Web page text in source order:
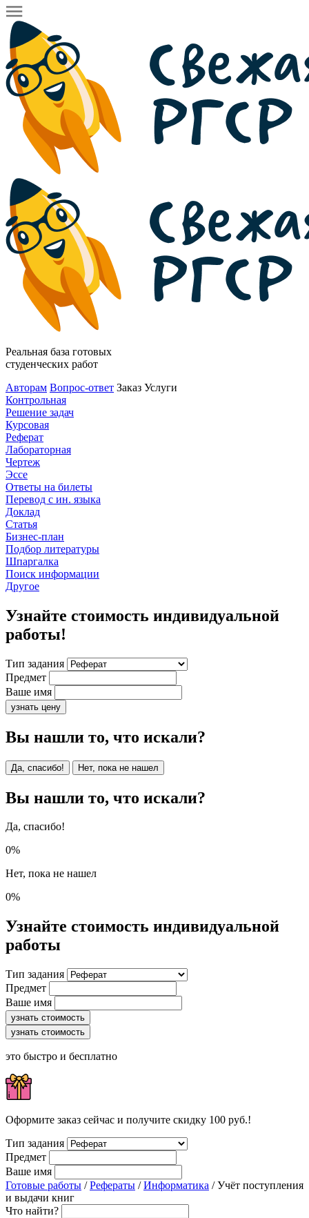
Реальная база готовых
студенческих работ
Авторам Вопрос-ответ Заказ Услуги
Контрольная
Решение задач
Курсовая
Реферат
Лабораторная
Чертеж
Эссе
Ответы на билеты
Перевод с ин. языка
Доклад
Статья
Бизнес-план
Подбор литературы
Шпаргалка
Поиск информации
Другое
Узнайте стоимость индивидуальной
работы!
Тип задания
Предмет
Ваше имя
узнать цену
Вы нашли то, что искали?
Да, спасибо! Нет, пока не нашел
Вы нашли то, что искали?
Да, спасибо!
0%
Нет, пока не нашел
0%
Узнайте стоимость индивидуальной
работы
Тип задания
Предмет
Ваше имя
узнать стоимость
узнать стоимость
это быстро и бесплатно
Оформите заказ сейчас и получите скидку 100 руб.!
Тип задания
Предмет
Ваше имя
Готовые работы /Рефераты /Информатика / Учёт поступления
и выдачи книг
Что найти?